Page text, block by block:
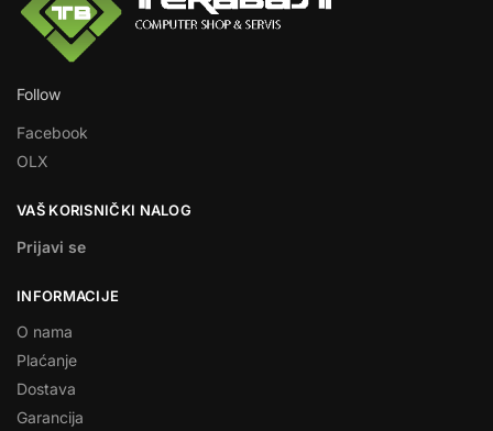
Follow
Facebook
OLX
VAŠ KORISNIČKI NALOG
Prijavi se
INFORMACIJE
O nama
Plaćanje
Dostava
Garancija